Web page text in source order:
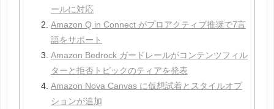
ールに対応
Amazon Q in Connect がプロアクティブ推奨で7言
語をサポート
Amazon Bedrock ガードレールがコンテンツフィル
ターと拒否トピックのティアを発表
Amazon Nova Canvas に仮想試着とスタイルオプ
ションが追加